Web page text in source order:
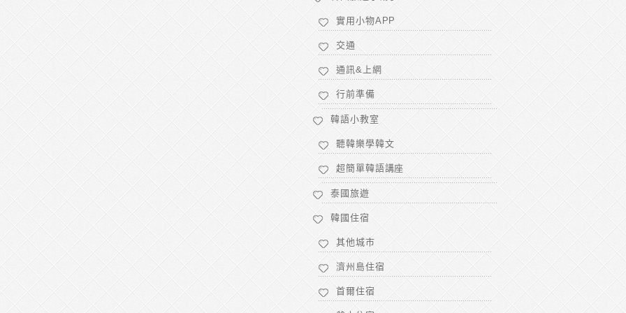
實用小物APP
交通
通訊&上網
行前準備
韓語小教室
聽韓樂學韓文
超簡單韓語講座
泰國旅遊
韓國住宿
其他城市
濟州島住宿
首爾住宿